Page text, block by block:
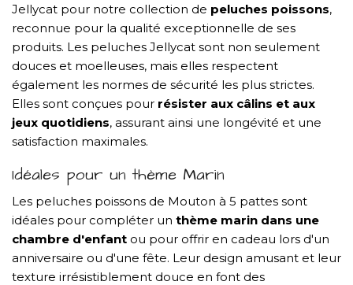
Jellycat pour notre collection de peluches poissons,
reconnue pour la qualité exceptionnelle de ses
produits. Les peluches Jellycat sont non seulement
douces et moelleuses, mais elles respectent
également les normes de sécurité les plus strictes.
Elles sont conçues pour résister aux câlins et aux
jeux quotidiens, assurant ainsi une longévité et une
satisfaction maximales.
Idéales pour un thème Marin
Les peluches poissons de Mouton à 5 pattes sont
idéales pour compléter un thème marin dans une
chambre d'enfant ou pour offrir en cadeau lors d'un
anniversaire ou d'une fête. Leur design amusant et leur
texture irrésistiblement douce en font des